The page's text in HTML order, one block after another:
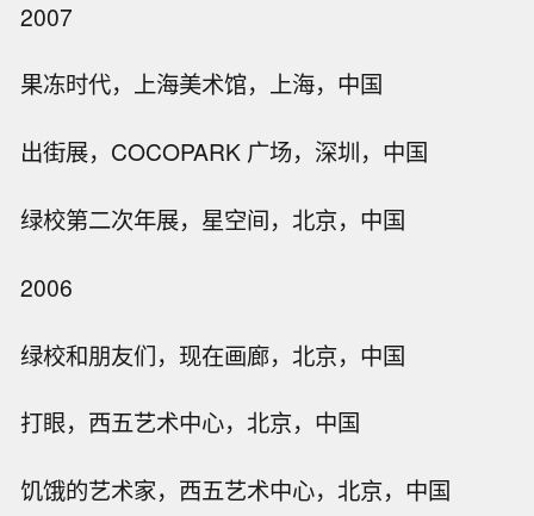
2007
果冻时代，上海美术馆，上海，中国
出街展，COCOPARK 广场，深圳，中国
绿校第二次年展，星空间，北京，中国
2006
绿校和朋友们，现在画廊，北京，中国
打眼，西五艺术中心，北京，中国
饥饿的艺术家，西五艺术中心，北京，中国